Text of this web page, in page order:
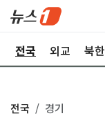
전국 외교 북한
전국 경기